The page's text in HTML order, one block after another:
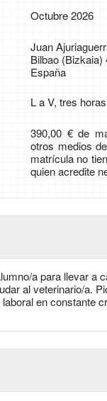
Octubre 2026
Juan
Bilbao (Bizkaia)
España
L a V, tres
390,00 € de
otros medios
matrícula no
quien acredite
a para llevar a
al veterinario/a.
en constante